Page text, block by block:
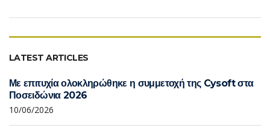
LATEST ARTICLES
Με επιτυχία ολοκληρώθηκε η συμμετοχή της Cysoft στα
Ποσειδώνια 2026
10/06/2026